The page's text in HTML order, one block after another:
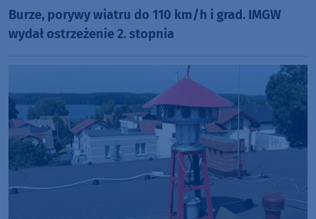
Burze, porywy wiatru do 110 km/h i grad. IMGW
wydał ostrzeżenie 2. stopnia